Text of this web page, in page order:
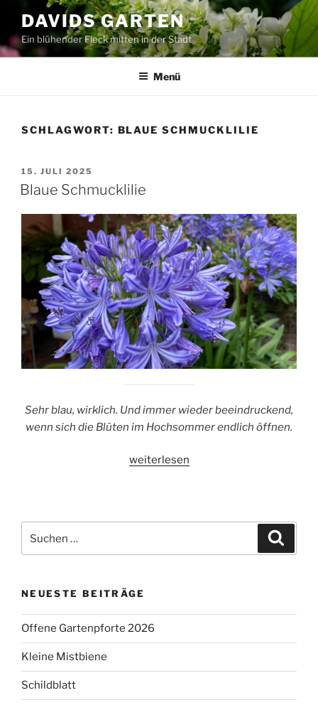
Inhalt
springen
DAVIDS GARTEN
Ein blühender Fleck mitten in der Stadt
Menü
SCHLAGWORT: BLAUE SCHMUCKLILIE
VERÖFFENTLICHT
AM
15. JULI 2025
Blaue Schmucklilie
Sehr blau, wirklich. Und immer wieder beeindruckend,
wenn sich die Blüten im Hochsommer endlich öffnen.
„Blaue
weiterlesen
nach:
NEUESTE BEITRÄGE
Offene Gartenpforte 2026
Kleine Mistbiene
Schildblatt